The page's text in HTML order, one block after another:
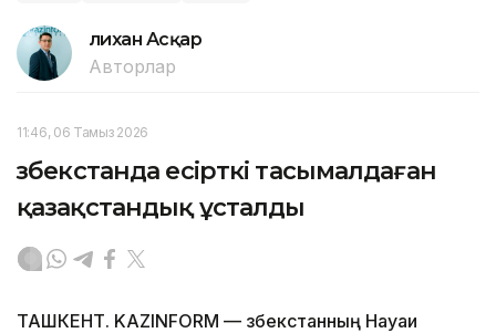
Әлихан Асқар
Авторлар
11:46, 06 Тамыз 2026
Өзбекстанда есірткі тасымалдаған
қазақстандық ұсталды
ТАШКЕНТ. KAZINFORM — Өзбекстанның Науаи